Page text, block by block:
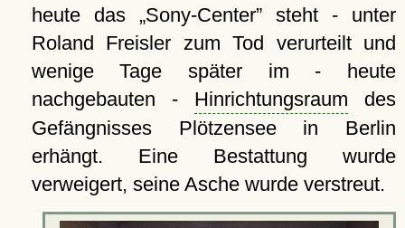
heute das
Sony-Center steht - unter
Roland Freisler zum Tod verurteilt und
wenige Tage später im - heute
nachgebauten - Hinrichtungsraum des
Gefängnisses Plötzensee in Berlin
erhängt. Eine Bestattung wurde
verweigert, seine Asche wurde verstreut.